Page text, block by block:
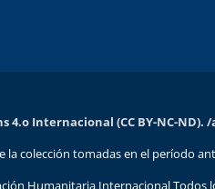
4.o Internacional (CC BY-NC-ND). /
colección tomadas en el período
Humanitaria Internacional Todos